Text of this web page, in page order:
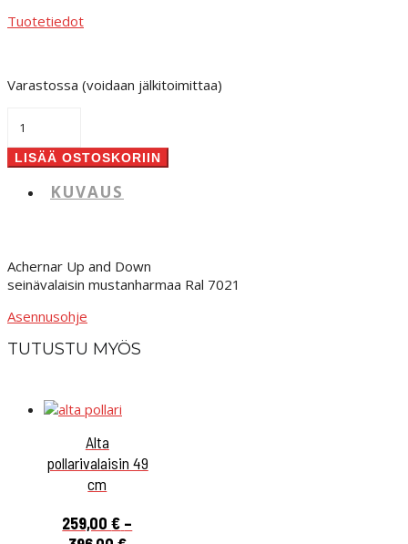
Tuotetiedot
Varastossa (voidaan jälkitoimittaa)
Up
Down
määrä
LISÄÄ OSTOSKORIIN
KUVAUS
Achernar Up and Down
seinävalaisin mustanharmaa Ral 7021
Asennusohje
TUTUSTU MYÖS
Alta
pollarivalaisin 49
cm
259,00€ –